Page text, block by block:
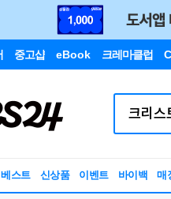
중고샵 eBook 크레마클럽
베스트 신상품 이벤트 바이백 매